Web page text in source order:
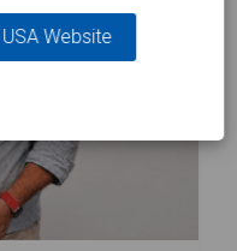
Website